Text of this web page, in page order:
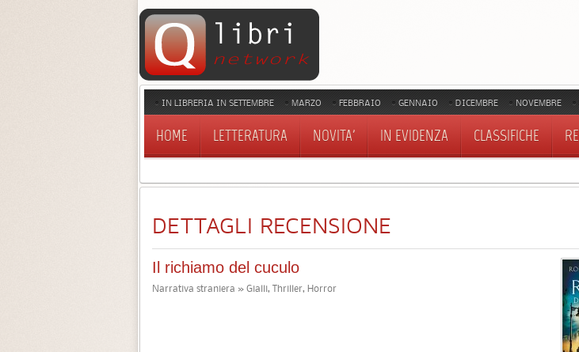
IN LIBRERIA IN SETTEMBRE MARZO FEBBRAIO GENNAIO DICEMBRE NOVEMBRE
HOME LETTERATURA NOVITA' IN EVIDENZA CLASSIFICHE
DETTAGLI RECENSIONE
Il richiamo del cuculo
Narrativa straniera » Gialli, Thriller, Horror